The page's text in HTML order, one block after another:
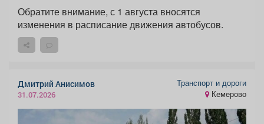
Обратите внимание, с 1 августа вносятся
изменения в расписание движения автобусов.
Дмитрий Анисимов
31.07.2026
Транспорт и дороги
Кемерово